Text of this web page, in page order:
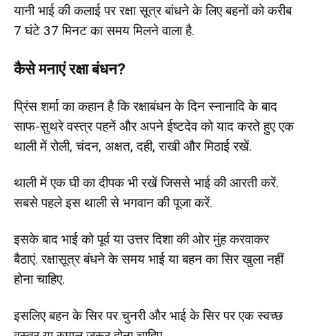
यानी भाई की कलाई पर रक्षा सूत्र बांधने के लिए बहनों को करीब
7 घंटे 37 मिनट का समय मिलने वाला है.
कैसे मनाएं रक्षा बंधन?
प्रिंस शर्मा का कहान है कि रक्षाबंधन के दिन स्नानादि के बाद
साफ-सुथरे वस्त्र पहनें और अपने ईष्टदेव को याद करते हुए एक
थाली में रोली, चंदन, अक्षत, दही, राखी और मिठाई रखें.
थाली में एक घी का दीपक भी रखें जिससे भाई की आरती करें.
सबसे पहले इस थाली से भगवान की पूजा करें.
इसके बाद भाई को पूर्व या उत्तर दिशा की ओर मुंह करवाकर
बैठाएं. रक्षासूत्र बंधने के समय भाई या बहन का सिर खुला नहीं
होना चाहिए.
इसलिए बहन के सिर पर चुनरी और भाई के सिर पर एक स्वच्छ